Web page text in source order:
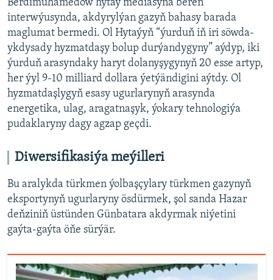
Berdimuhamedow hytaý mediasyna beren
interwýusynda, akdyrylýan gazyň bahasy barada
maglumat bermedi. Ol Hytaýyň “ýurduň iň iri söwda-
ykdysady hyzmatdaşy bolup durýandygyny” aýdyp, iki
ýurduň arasyndaky haryt dolanyşygynyň 20 esse artyp,
her ýyl 9-10 milliard dollara ýetýändigini aýtdy. Ol
hyzmatdaşlygyň esasy ugurlarynyň arasynda
energetika, ulag, aragatnaşyk, ýokary tehnologiýa
pudaklaryny dagy agzap geçdi.
Diwersifikasiýa meýilleri
Bu aralykda türkmen ýolbaşçylary türkmen gazynyň
eksportynyň ugurlaryny ösdürmek, şol sanda Hazar
deňziniň üstünden Günbatara akdyrmak niýetini
gaýta-gaýta öňe sürýär.